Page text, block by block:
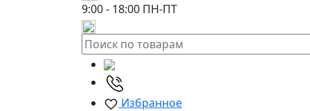
9:00 - 18:00 ПН-ПТ
Избранное